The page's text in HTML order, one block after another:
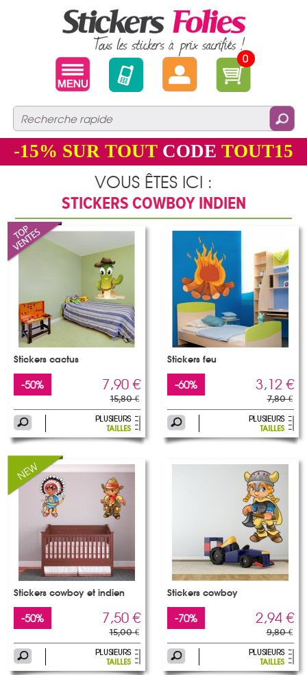
0
-15% SUR TOUT CODE TOUT15
VOUS ÊTES ICI :
STICKERS COWBOY INDIEN
Stickers cactus
-50% 7,90 €
15,80 €
Stickers feu
-60% 3,12 €
7,80 €
Stickers cowboy et indien
-50% 7,50 €
15,00 €
Stickers cowboy
-70% 2,94 €
9,80 €